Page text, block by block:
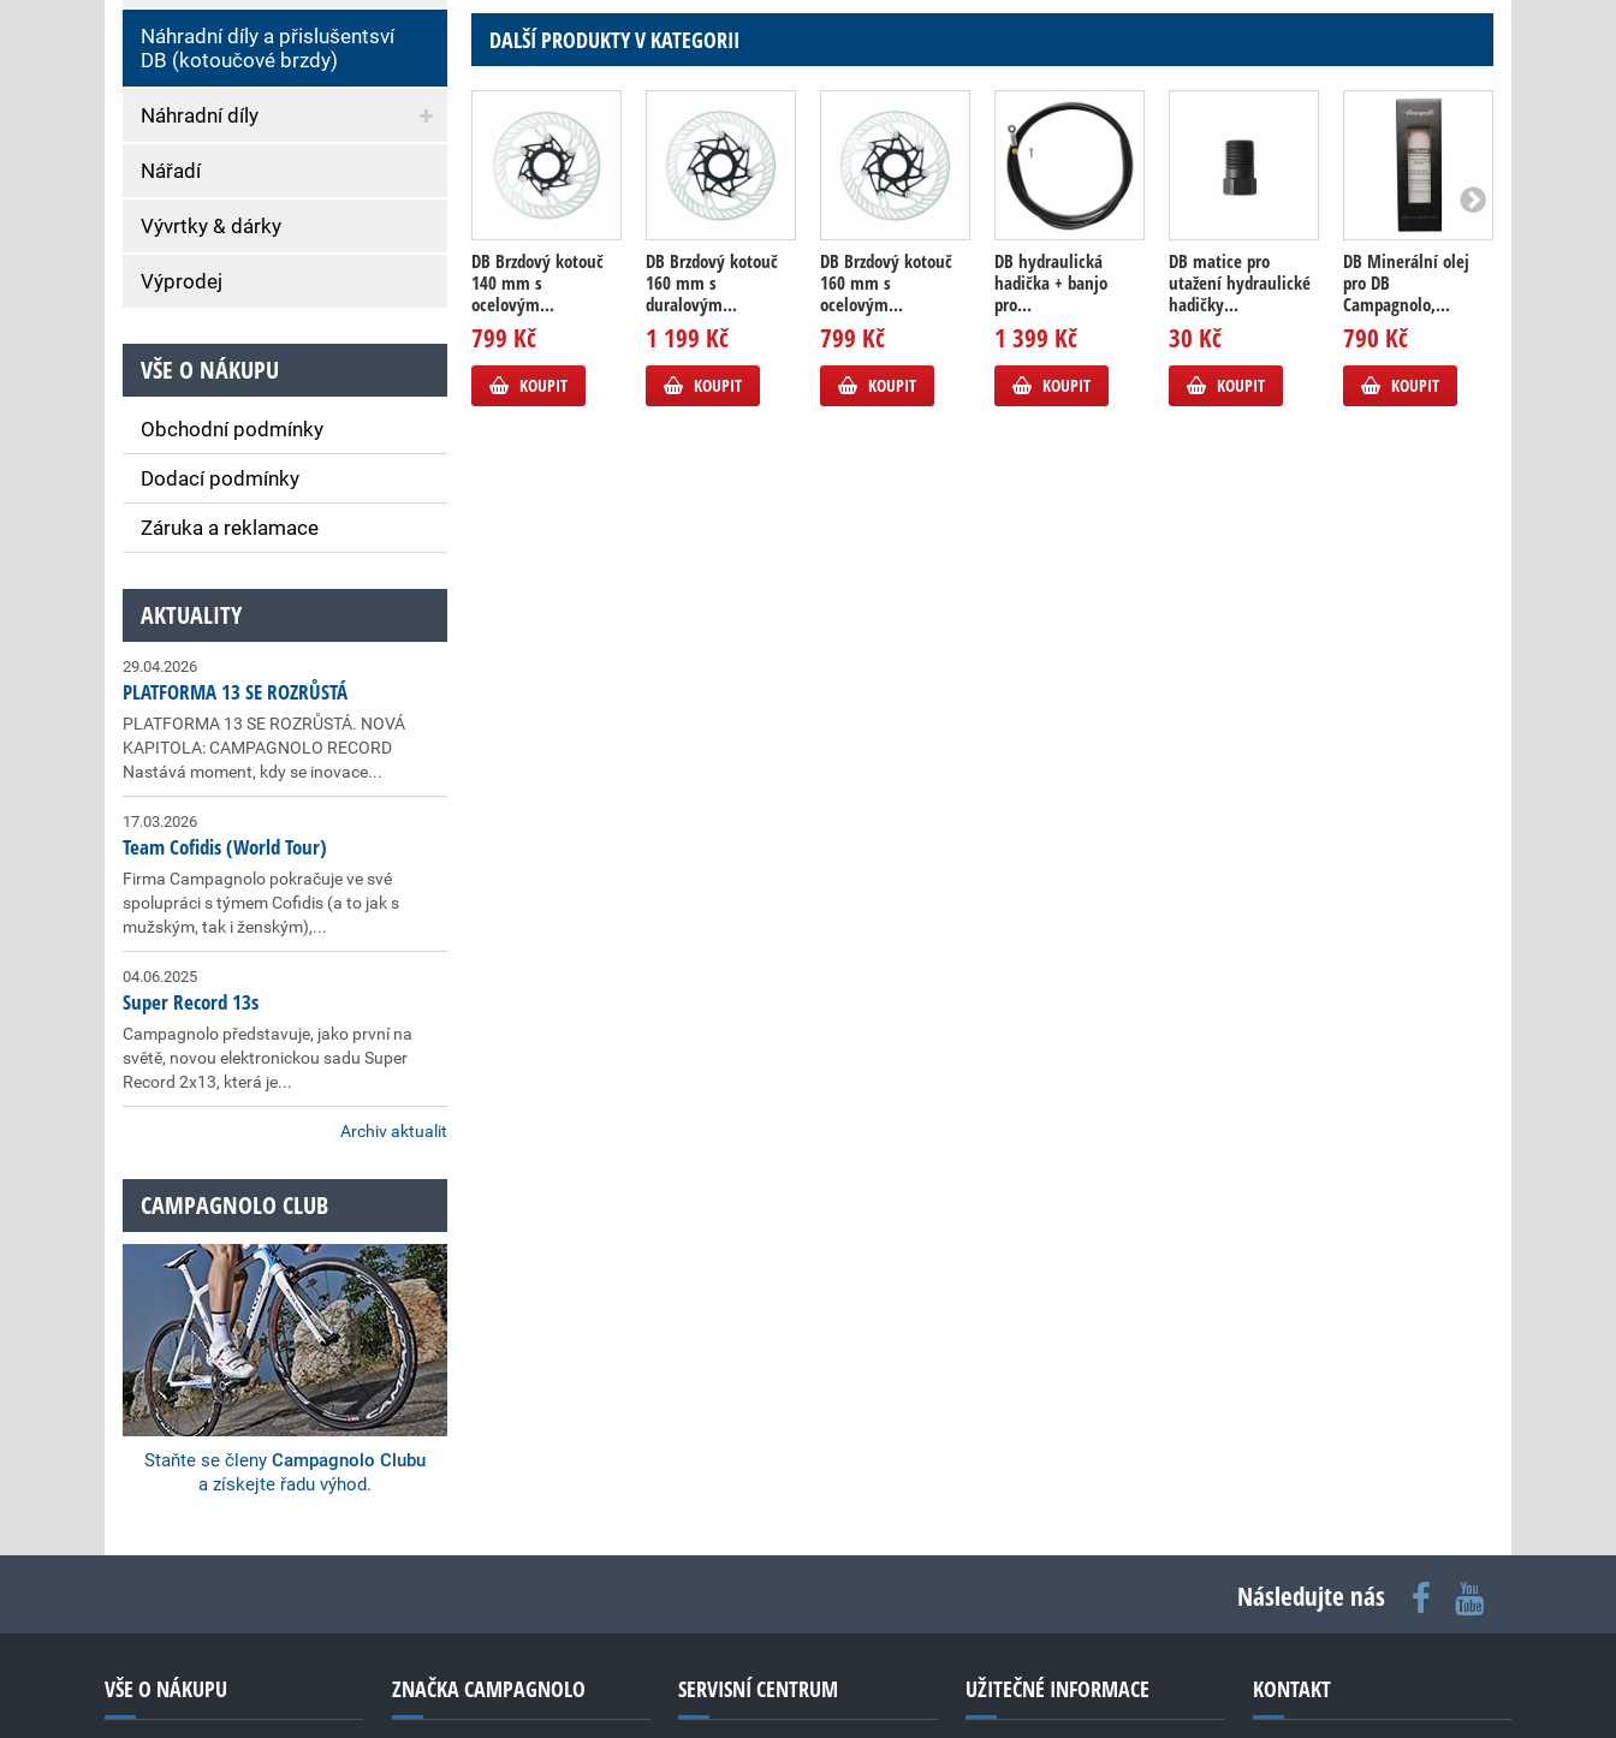
DALŠÍ PRODUKTY V KATEGORII
DB Brzdový kotouč
140 mm s
ocelovým...
799 Kč
KOUPIT
DB Brzdový kotouč
160 mm s
duralovým...
1 199 Kč
KOUPIT
DB Brzdový kotouč
160 mm s
ocelovým...
799 Kč
KOUPIT
DB hydraulická
hadička + banjo
pro...
1 399 Kč
KOUPIT
DB matice pro
utažení hydraulické
hadičky...
30 Kč
KOUPIT
DB Minerální olej
pro DB
Campagnolo,...
790 Kč
KOUPIT
Náhradní díly a přislušentsví
DB (kotoučové brzdy)
Náhradní díly
Nářadí
Vývrtky & dárky
Výprodej
VŠE O NÁKUPU
Obchodní podmínky
Dodací podmínky
Záruka a reklamace
AKTUALITY
29.04.2026
PLATFORMA 13 SE ROZRŮSTÁ
PLATFORMA 13 SE ROZRŮSTÁ. NOVÁ
KAPITOLA: CAMPAGNOLO RECORD
Nastává moment, kdy se inovace...
17.03.2026
Team Cofidis (World Tour)
Firma Campagnolo pokračuje ve své
spolupráci s týmem Cofidis (a to jak s
mužským, tak i ženským),...
04.06.2025
Super Record 13s
Campagnolo představuje, jako první na
světě, novou elektronickou sadu Super
Record 2x13, která je...
Archiv aktualit
CAMPAGNOLO CLUB
Staňte se členy Campagnolo Clubu
a získejte řadu výhod.
Následujte nás
VŠE O NÁKUPU ZNAČKA CAMPAGNOLO SERVISNÍ CENTRUM UŽITEČNÉ INFORMACE KONTAKT